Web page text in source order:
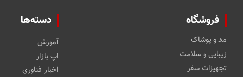
فروشگاه
مد و پوشاک
زیبایی و سلامت
تجهیزات سفر
دسته‌ها
آموزش
اپ بازار
اخبار فناوری